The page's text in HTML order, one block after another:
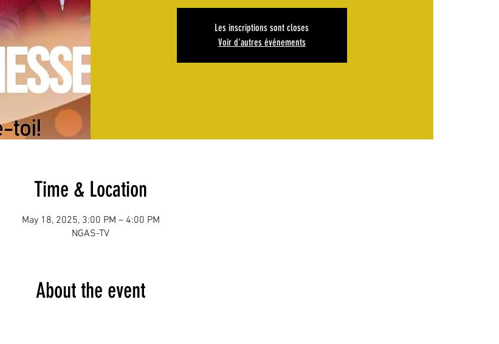
Les inscriptions sont closes
Voir d'autres événements
Time & Location
May 18, 2025, 3:00 PM – 4:00 PM
NGAS-TV
About the event